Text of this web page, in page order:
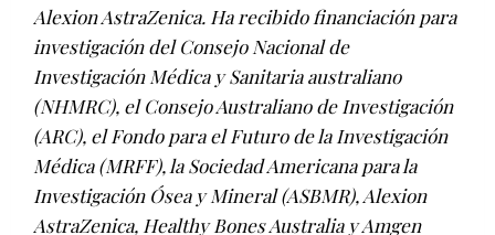
Alexion AstraZenica. Ha recibido financiación para
investigación del Consejo Nacional de
Investigación Médica y Sanitaria australiano
(NHMRC), el Consejo Australiano de Investigación
(ARC), el Fondo para el Futuro de la Investigación
Médica (MRFF), la Sociedad Americana para la
Investigación Ósea y Mineral (ASBMR), Alexion
AstraZenica, Healthy Bones Australia y Amgen